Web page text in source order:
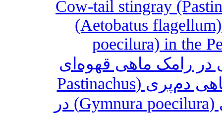
Cow-tail stingray
(Aetobatus
poecilura) in the
رامک ماهی قهوه‌ای
(Aetobatus flagellum)، سفره‌ماهی ‌دم‌پری (Pastinachus
sephen) و سفره‌ ماهی ‌پروانه‌ای (Gymnura poecilura) در